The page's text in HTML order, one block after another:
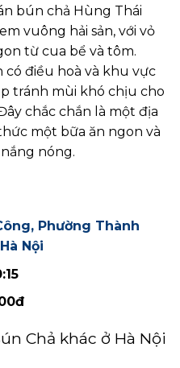
bún chả Hùng Thái
vuông hải sản, với vỏ
từ cua bể và tôm.
điều hoà và khu vực
tránh mùi khó chịu cho
chắc chắn là một địa
một bữa ăn ngon và
nóng.
Phường Thành
Nội
Chả khác ở Hà Nội